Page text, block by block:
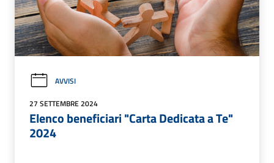
AVVISI
27 SETTEMBRE 2024
Elenco beneficiari "Carta Dedicata a Te"
2024